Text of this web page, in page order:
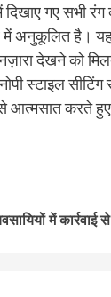
गए सभी रंग
में अनुकूलित है।
देखने को
स्टाइल सीटिंग
आत्मसात करते
में